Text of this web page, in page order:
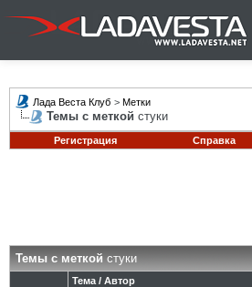
Лада Веста Клуб > Метки
Темы с меткой стуки
Регистрация Справка
Темы с меткойстуки
Тема / Автор